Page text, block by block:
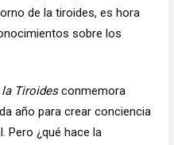
de la tiroides, es hora
sobre los
Tiroidesconmemora
año para crear conciencia
Pero ¿qué hace la